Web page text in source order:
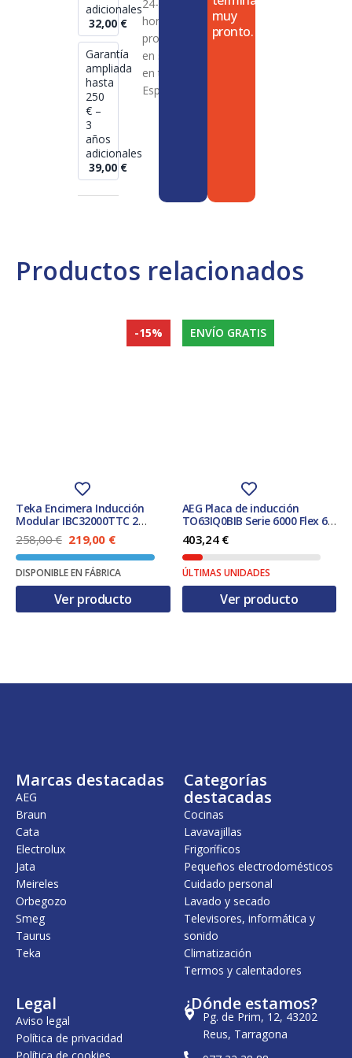
Productos relacionados
-15%
Teka Encimera Inducción
Modular IBC32000TTC 2
Zonas 30x51cm
258,00€ E
l
p
r
c
g
a
219,00 €E
l
p
r
e
c
u
1
DISPONIBLE EN FÁBRICA
Ver producto
ENVÍO GRATIS
AEG Placa de inducción
TO63IQ0BIB Serie 6000 Flex 60
cm 3 Zonas PowerBoost
Puente Hob2Hood Negro
403,24 €
ÚLTIMAS UNIDADES
Ver producto
adicionales
32,00 €
Garantía
ampliada
hasta
250
€ –
3
años
adicionales
39,00 €
24-72
horas en
productos
en stock
en toda
España
muy
pronto.
Marcas destacadas
AEG
Braun
Cata
Electrolux
Jata
Meireles
Orbegozo
Smeg
Taurus
Teka
Categorías
destacadas
Cocinas
Lavavajillas
Frigoríficos
Pequeños electrodomésticos
Cuidado personal
Lavado y secado
Televisores, informática y
sonido
Climatización
Termos y calentadores
Legal
Aviso legal
Política de privacidad
¿Dónde estamos?
Pg. de Prim, 12, 43202
Reus, Tarragona